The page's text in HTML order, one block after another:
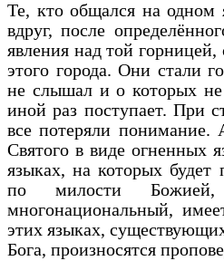
Те, кто общался на
вдруг, после
явления над той горницей,
этого города. Они стали
не слышал и о которых
иной раз поступает. При
все потеряли понимание.
Святого в виде огненных
языках, на которых будет
по милости
многонациональный,
этих языках,
Бога, произносятся